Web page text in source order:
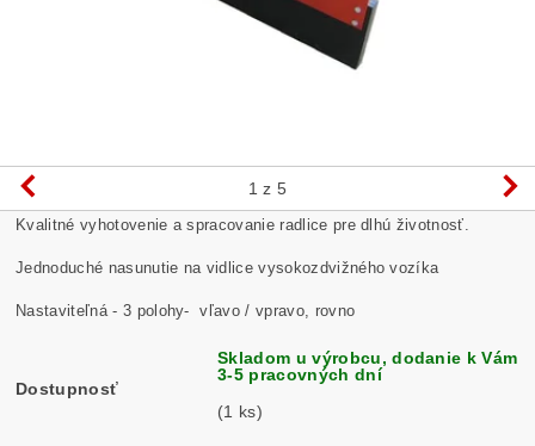
1 z 5
Kvalitné vyhotovenie a spracovanie radlice pre dlhú životnosť.
Jednoduché nasunutie na vidlice vysokozdvižného vozíka
Nastaviteľná - 3 polohy- vľavo / vpravo, rovno
Dostupnosť
Skladom u výrobcu, dodanie k Vám
3-5 pracovných dní
(1 ks)